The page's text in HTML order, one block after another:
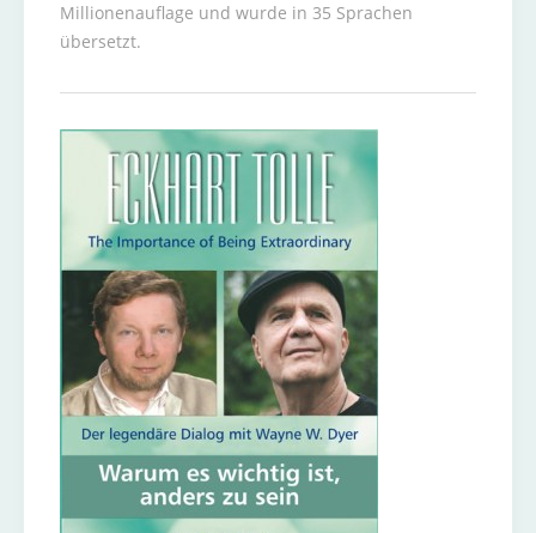
Millionenauflage und wurde in 35 Sprachen
übersetzt.